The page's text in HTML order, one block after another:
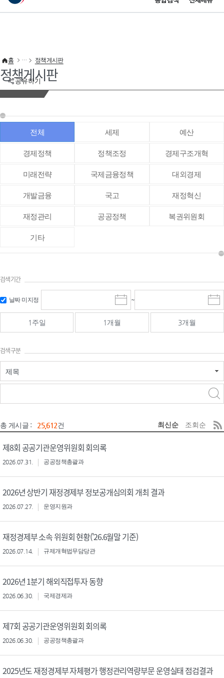
이 누리집은 대한민국 공식 전자정부 누리집입니다.
공유하기
홈 정책게시판
정책게시판
전체 세제 예산
경제정책 정책조정 경제구조개혁
미래전략 국제금융정책 대외경제
개발금융 국고 재정혁신
재정관리 공공정책 복권위원회
기타
검색기간
날짜 미지정
시
작
일
선
~
종
료
선
1주일 1개월 3개월
검색구분
제목
총 게시글 : 25,612건 최신순 조회순
제8회 공공기관운영위원회 회의록
2026.07.31. 공공정책총괄과
2026년 상반기 재정경제부 정보공개심의회 개최 결과
2026.07.27. 운영지원과
재정경제부 소속 위원회 현황('26.6월말 기준)
2026.07.14. 규제개혁법무담당관
2026년 1분기 해외직접투자 동향
2026.06.30. 국제경제과
제7회 공공기관운영위원회 회의록
2026.06.30. 공공정책총괄과
2025년도 재정경제부 자체평가 행정관리역량부문 운영실태 점검결과